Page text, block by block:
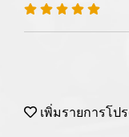
เพิ่มรายการโป